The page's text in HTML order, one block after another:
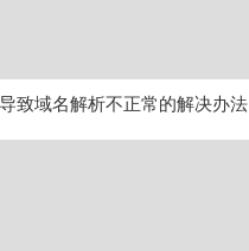
致域名解析不正常的解决办法